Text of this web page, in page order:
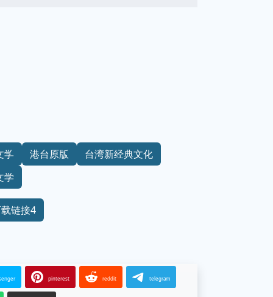
学 港台原版
台湾新经典文化
学
链接4
pinterest reddit telegram